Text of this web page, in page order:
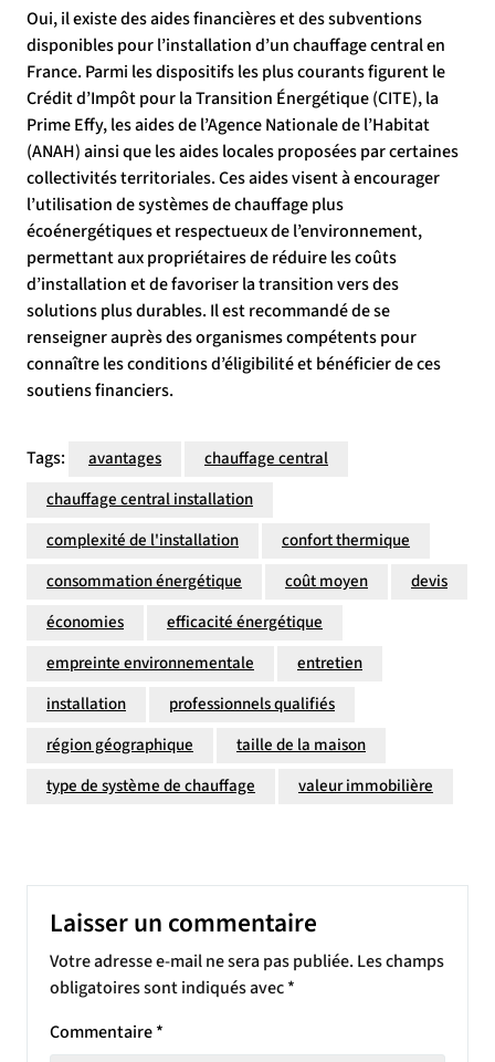
Oui, il existe des aides financières et des subventions
disponibles pour l’installation d’un chauffage central en
France. Parmi les dispositifs les plus courants figurent le
Crédit d’Impôt pour la Transition Énergétique (CITE), la
Prime Effy, les aides de l’Agence Nationale de l’Habitat
(ANAH) ainsi que les aides locales proposées par certaines
collectivités territoriales. Ces aides visent à encourager
l’utilisation de systèmes de chauffage plus
écoénergétiques et respectueux de l’environnement,
permettant aux propriétaires de réduire les coûts
d’installation et de favoriser la transition vers des
solutions plus durables. Il est recommandé de se
renseigner auprès des organismes compétents pour
connaître les conditions d’éligibilité et bénéficier de ces
soutiens financiers.
Tags: avantages
chauffage central
chauffage central installation
complexité de l'installation
confort thermique
consommation énergétique
coût moyen
devis
économies
efficacité énergétique
empreinte environnementale
entretien
installation
professionnels qualifiés
région géographique
taille de la maison
type de système de chauffage
valeur immobilière
Laisser un commentaire
Votre adresse e-mail ne sera pas publiée. Les champs
obligatoires sont indiqués avec*
Commentaire*